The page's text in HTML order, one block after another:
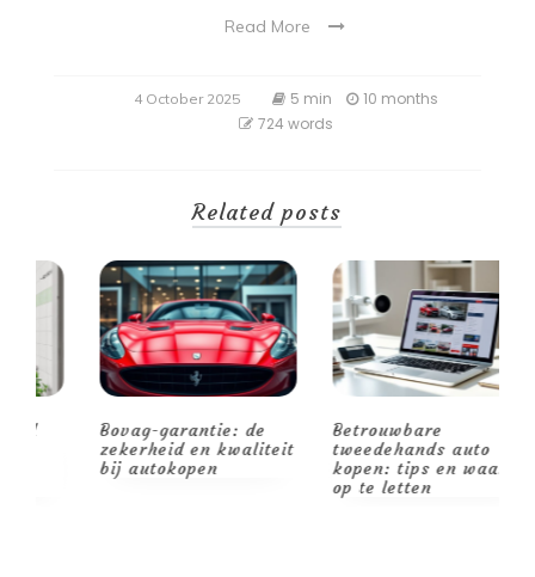
Read More
4 October 2025 5 min
10 months
724 words
Related posts
Bovag-garantie: de
zekerheid en kwaliteit
bij autokopen
Betrouwbare
tweedehands auto
kopen: tips en waar
op te letten